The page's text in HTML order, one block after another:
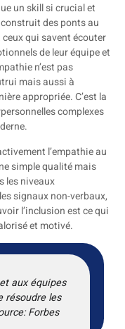
un skill si crucial et
des ponts au
qui savent écouter
de leur équipe et
n’est pas
mais aussi à
appropriée. C’est la
complexes
l’empathie au
simple qualité mais
les niveaux
signaux non-verbaux,
l’inclusion est ce qui
et motivé.
aux équipes
résoudre les
Forbes